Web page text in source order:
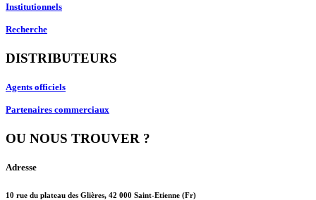
Institutionnels
Recherche
DISTRIBUTEURS
Agents officiels
Partenaires commerciaux
OU NOUS TROUVER ?
Adresse
10 rue du plateau des Glières, 42 000 Saint-Etienne (Fr)